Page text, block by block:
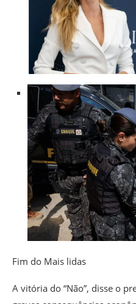
Fim do Mais lidas
A vitória do “Não”, disse o